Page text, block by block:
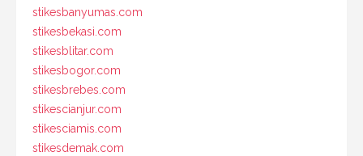
stikesbanyumas.com
stikesbekasi.com
stikesblitar.com
stikesbogor.com
stikesbrebes.com
stikescianjur.com
stikesciamis.com
stikesdemak.com